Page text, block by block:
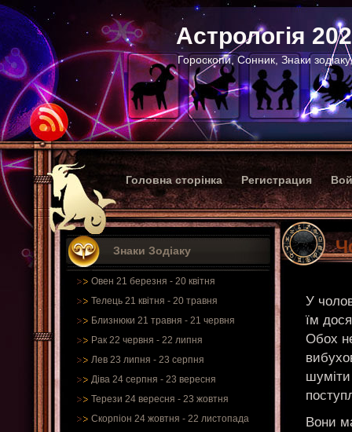
Астрологія
Гороскопи, Сонник, Знаки
Головна сторінка Регистрация
Знаки Зодіаку
Овен 21 березня - 20 квітня
Телець 21 квітня - 20 травня
Близнюки 21 травня - 21 червня
Рак 22 червня - 22 липня
Лев 23 липня - 23 серпня
Діва 24 серпня - 23 вересня
Терези 24 вересня - 23 жовтня
Скорпіон 24 жовтня - 22 листопада
У
їм
Обох
шуміти
Вони